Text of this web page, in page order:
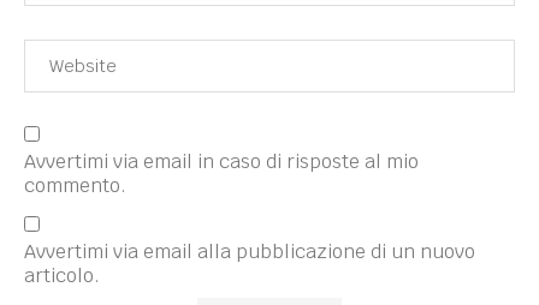
Avvertimi via email in caso di risposte al mio
commento.
Avvertimi via email alla pubblicazione di un nuovo
articolo.